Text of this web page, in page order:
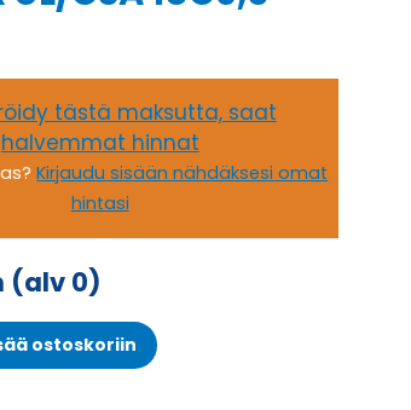
tästä maksutta, saat
halvemmat hinnat
Kirjaudu sisään nähdäksesi omat
hintasi
(alv 0)
ostoskoriin